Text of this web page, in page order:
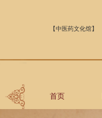
【中医药文化馆】
首页